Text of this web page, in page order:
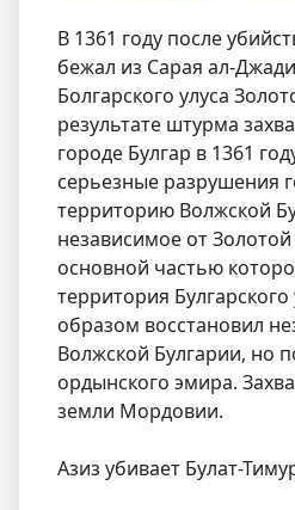
В 1361 году после
бежал из Сарая ал-
Болгарского улуса
результате штурма
городе Булгар в 1361
серьезные разрушения
территорию Волжской
независимое от
основной частью
территория Булгарского
образом восстановил
Волжской Булгарии, но
ордынского эмира.
земли Мордовии.
Азиз убивает Булат-